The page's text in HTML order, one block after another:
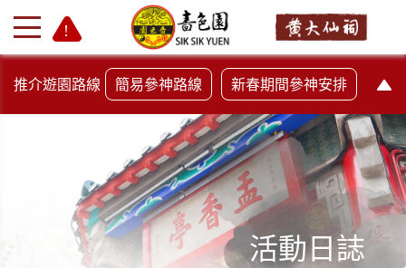
推介遊園路線 簡易參神路線 新春期間參神安排
活動日誌